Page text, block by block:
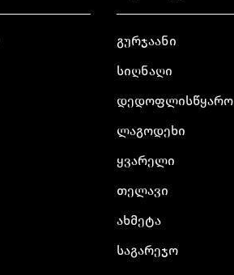
გურჯაანი
სიღნაღი
დედოფლისწყარო
ლაგოდეხი
ყვარელი
თელავი
ახმეტა
საგარეჯო